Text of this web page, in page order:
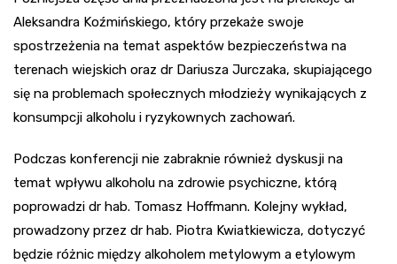
Aleksandra Koźmińskiego, który przekaże swoje
spostrzeżenia na temat aspektów bezpieczeństwa na
terenach wiejskich oraz dr Dariusza Jurczaka, skupiającego
się na problemach społecznych młodzieży wynikających z
konsumpcji alkoholu i ryzykownych zachowań.
Podczas konferencji nie zabraknie również dyskusji na
temat wpływu alkoholu na zdrowie psychiczne, którą
poprowadzi dr hab. Tomasz Hoffmann. Kolejny wykład,
prowadzony przez dr hab. Piotra Kwiatkiewicza, dotyczyć
będzie różnic między alkoholem metylowym a etylowym